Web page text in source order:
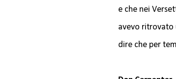
e che nei
avevo ritrovato
dire che per